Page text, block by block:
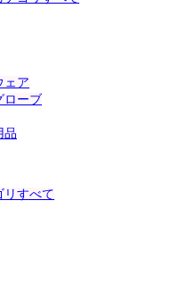
ェア
ローブ
品
リすべて